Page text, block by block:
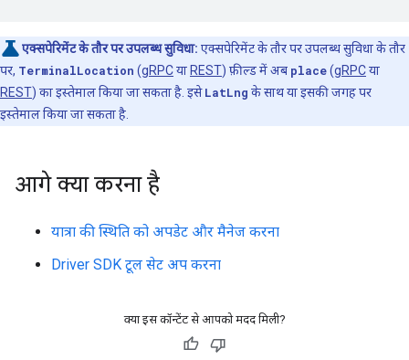
एक्सपेरिमेंट के तौर पर उपलब्ध सुविधा: एक्सपेरिमेंट के तौर पर उपलब्ध सुविधा के तौर
पर, TerminalLocation (gRPCया REST) फ़ील्ड में अब place(gRPCया
REST) का इस्तेमाल किया जा सकता है. इसेLatLng के साथ या इसकी जगह पर
इस्तेमाल किया जा सकता है.
आगे क्या करना है
यात्रा की स्थिति को अपडेट और मैनेज करना
Driver SDK टूल सेट अप करना
क्या इस कॉन्टेंट से आपको मदद मिली?